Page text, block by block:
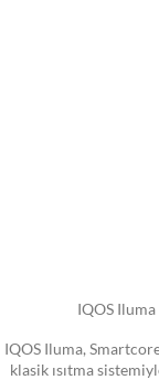
IQOS
IQOS Iluma,
klasik ısıtma